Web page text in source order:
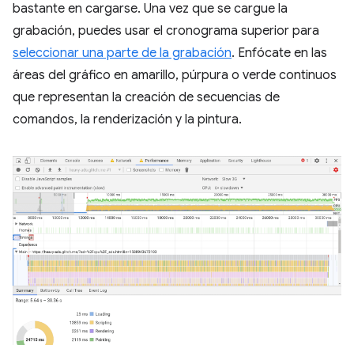
bastante en cargarse. Una vez que se cargue la
grabación, puedes usar el cronograma superior para
seleccionar una parte de la grabación. Enfócate en las
áreas del gráfico en amarillo, púrpura o verde continuos
que representan la creación de secuencias de
comandos, la renderización y la pintura.